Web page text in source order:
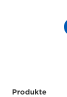
Produkte